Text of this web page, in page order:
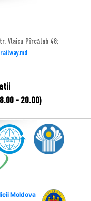
Vlaicu Pîrcălab 48;
- 20.00)
Moldova